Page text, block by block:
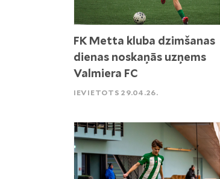
FK Metta kluba dzimšanas
dienas noskaņās uzņems
Valmiera FC
IEVIETOTS 29.04.26.